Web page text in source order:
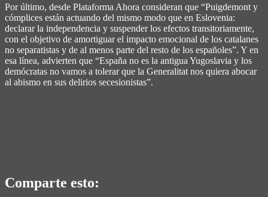
Por último, desde Plataforma Ahora consideran que “Puigdemont y
cómplices están actuando del mismo modo que en Eslovenia:
declarar la independencia y suspender los efectos transitoriamente,
con el objetivo de amortiguar el impacto emocional de los catalanes
no separatistas y de al menos parte del resto de los españoles”. Y en
esa línea, advierten que “España no es la antigua Yugoslavia y los
demócratas no vamos a tolerar que la Generalitat nos quiera abocar
al abismo en sus delirios secesionistas”.
Comparte esto: